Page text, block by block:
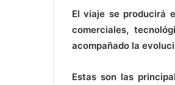
El viaje se producirá
comerciales,
acompañado la
Estas son las